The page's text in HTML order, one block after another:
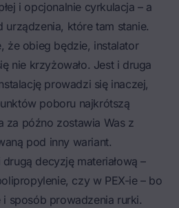
i opcjonalnie cyrkulacja – a
które tam stanie.
że obieg będzie, instalator
nie krzyżowało. Jest i druga
prowadzi się inaczej,
poboru najkrótszą
za późno zostawia Was z
pod inny wariant.
decyzję materiałową –
czy w PEX-ie– bo
sposób prowadzenia rurki.